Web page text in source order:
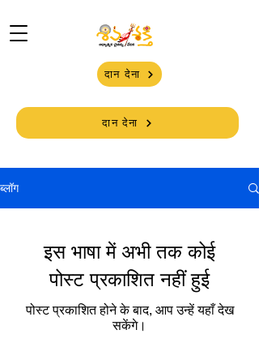
दान देना
दान देना
ब्लॉग
इस भाषा में अभी तक कोई
पोस्ट प्रकाशित नहीं हुई
पोस्ट प्रकाशित होने के बाद, आप उन्हें यहाँ देख
सकेंगे।